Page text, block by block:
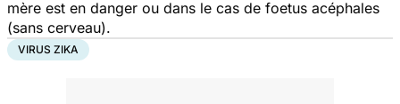
mère est en danger ou dans le cas de foetus acéphales
(sans cerveau).
VIRUS ZIKA